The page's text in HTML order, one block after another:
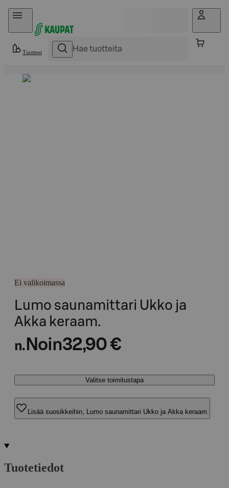
Hyppää sisältöön
Tuotteet
Ei valikoimassa
Lumo saunamittari Ukko ja
Akka keraam.
n. Noin32,90 €
Valitse toimitustapa
Lisää suosikkeihin, Lumo saunamittari Ukko ja Akka keraam.
Tuotetiedot